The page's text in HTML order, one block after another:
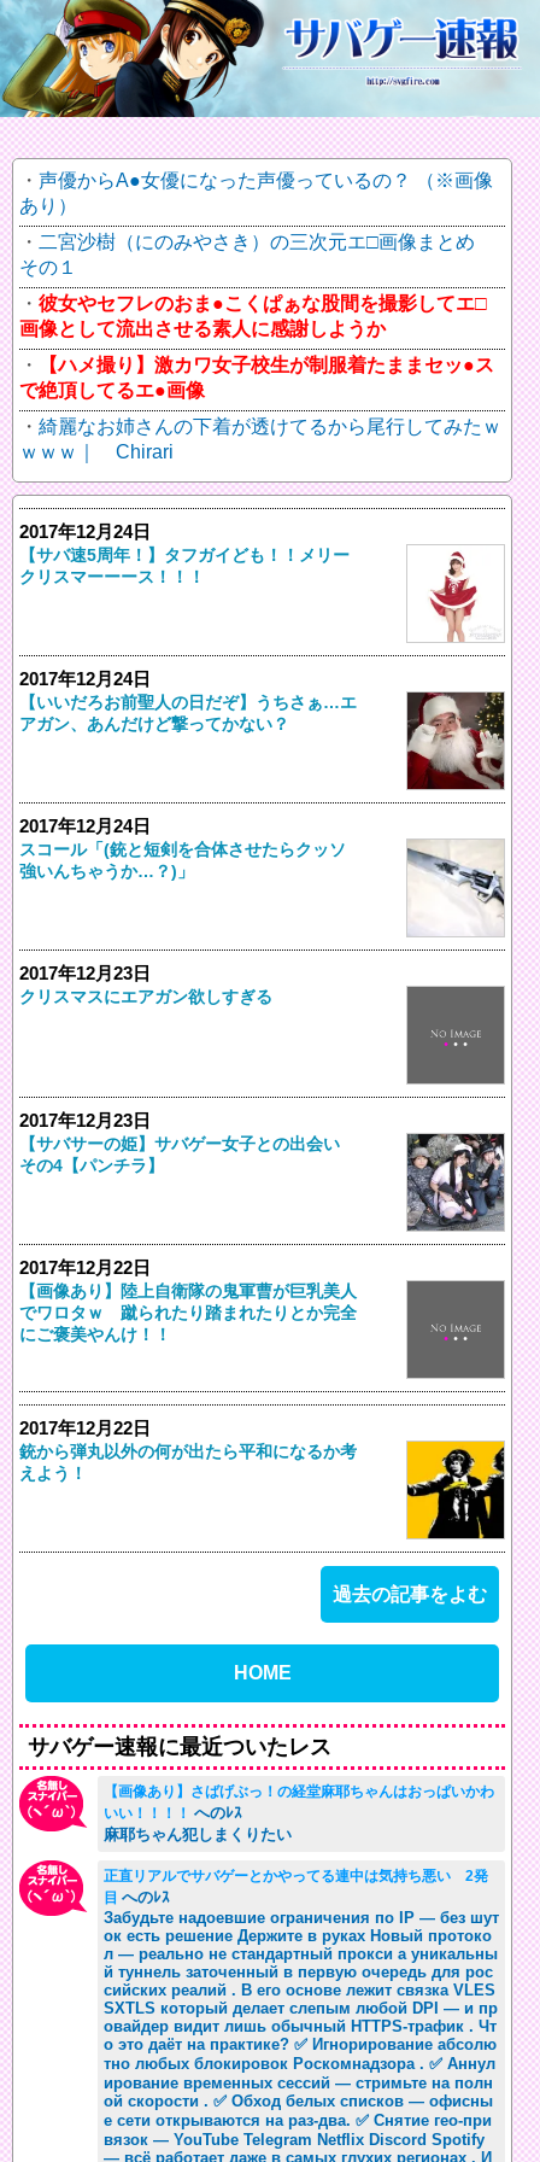
声優からA●女優になった声優っているの？ （※画像
あり）
二宮沙樹（にのみやさき）の三次元エ□画像まとめ
その１
彼女やセフレのおま●こくぱぁな股間を撮影してエ□
画像として流出させる素人に感謝しようか
【ハメ撮り】激カワ女子校生が制服着たままセッ●ス
で絶頂してるエ●画像
綺麗なお姉さんの下着が透けてるから尾行してみたｗ
ｗｗｗ｜ Chirari
2017年12月24日
【サバ速5周年！】タフガイども！！メリー
クリスマーーース！！！
2017年12月24日
【いいだろお前聖人の日だぞ】うちさぁ…エ
アガン、あんだけど撃ってかない？
2017年12月24日
スコール「(銃と短剣を合体させたらクッソ
強いんちゃうか…？)」
2017年12月23日
クリスマスにエアガン欲しすぎる
2017年12月23日
【サバサーの姫】サバゲー女子との出会い
その4【パンチラ】
2017年12月22日
【画像あり】陸上自衛隊の鬼軍曹が巨乳美人
でワロタｗ 蹴られたり踏まれたりとか完全
にご褒美やんけ！！
2017年12月22日
銃から弾丸以外の何が出たら平和になるか考
えよう！
過去の記事をよむ
HOME
サバゲー速報に最近ついたレス
【画像あり】さばげぶっ！の経堂麻耶ちゃんはおっぱいかわ
いい！！！！ へのﾚｽ
麻耶ちゃん犯しまくりたい
正直リアルでサバゲーとかやってる連中は気持ち悪い 2発
目 へのﾚｽ
Забудьте надоевшие ограничения по IP — без шут
ок есть решение Держите в руках Новый протоко
л — реально не стандартный прокси а уникальны
й туннель заточенный в первую очередь для рос
сийских реалий . В его основе лежит связка VLES
SXTLS который делает слепым любой DPI — и пр
овайдер видит лишь обычный HTTPS-трафик . Чт
о это даёт на практике? ✅ Игнорирование абсолю
тно любых блокировок Роскомнадзора . ✅ Аннул
ирование временных сессий — стримьте на полн
ой скорости . ✅ Обход белых списков — офисны
е сети открываются на раз-два. ✅ Снятие гео-при
вязок — YouTube Telegram Netflix Discord Spotify
— всё работает даже в самых глухих регионах . И